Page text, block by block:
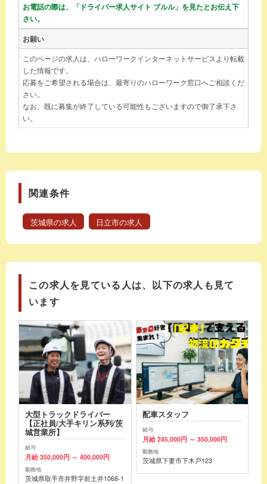
お電話の際は、「ドライバー求人サイト ブルル」を見たとお伝え下
さい。
お願い
このページの求人は、ハローワークインターネットサービスより転載
した情報です。
応募をご希望される場合は、最寄りのハローワーク窓口へご相談くだ
さい。
なお、既に募集が終了している可能性もございますので御了承下さ
い。
関連条件
茨城県の求人 日立市の求人
この求人を見ている人は、以下の求人も見て
います
大型トラックドライバー
【正社員/大手キリン系列/茨
城営業所】
給与
月給 350,000円 ～ 400,000円
勤務地
茨城県取手市井野字前土井1068-1
配車スタッフ
給与
月給 245,000円 ～ 350,000円
勤務地
茨城県下妻市下木戸123